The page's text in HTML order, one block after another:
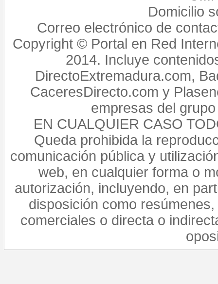
Domicilio
Correo electrónico de
Copyright © Portal en Red
2014. Incluye
DirectoExtremadura.com,
CaceresDirecto.com y
empresas del
EN CUALQUIER CASO
Queda prohibida la
comunicación pública y
web, en cualquier forma o
autorización, incluyendo, en
disposición como
comerciales o directa o